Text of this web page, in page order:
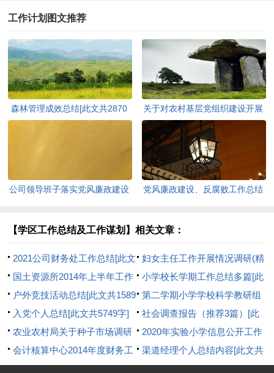
工作计划图文推荐
森林管理成效总结[此文共2870
关于对农村基层党组织建设开展
调查研究的报告[此文共4063字]
公司领导班子落实党风廉政建设
3563字]
党风廉政建设、反腐败工作总结
告[此文共4217字]
【学区工作总结及工作谋划】相关文章：
2021公司财务处工作总结[此文
共7850字]
妇女主任工作开展情况调研(精
选多篇)[此文共11597字]
国土资源所2014年上半年工作
总结(精选多篇)[此文共14259字]
小学校长学期工作总结多篇[此
文共8346字]
户外竞技活动总结[此文共1589
字]
第二学期小学学校科学教研组
工作总结[此文共8133字]
入党个人总结[此文共5749字]
社会调查报告（推荐3篇）[此
文共3562字]
农业农村局关于种子市场调研
成果交流发言材料[此文共2237
字]
2020年实验小学信息公开工作
总结[此文共1057字]
会计核算中心2014年度财务工
作总结[此文共12814字]
渠道经理个人总结内容[此文共
10655字]